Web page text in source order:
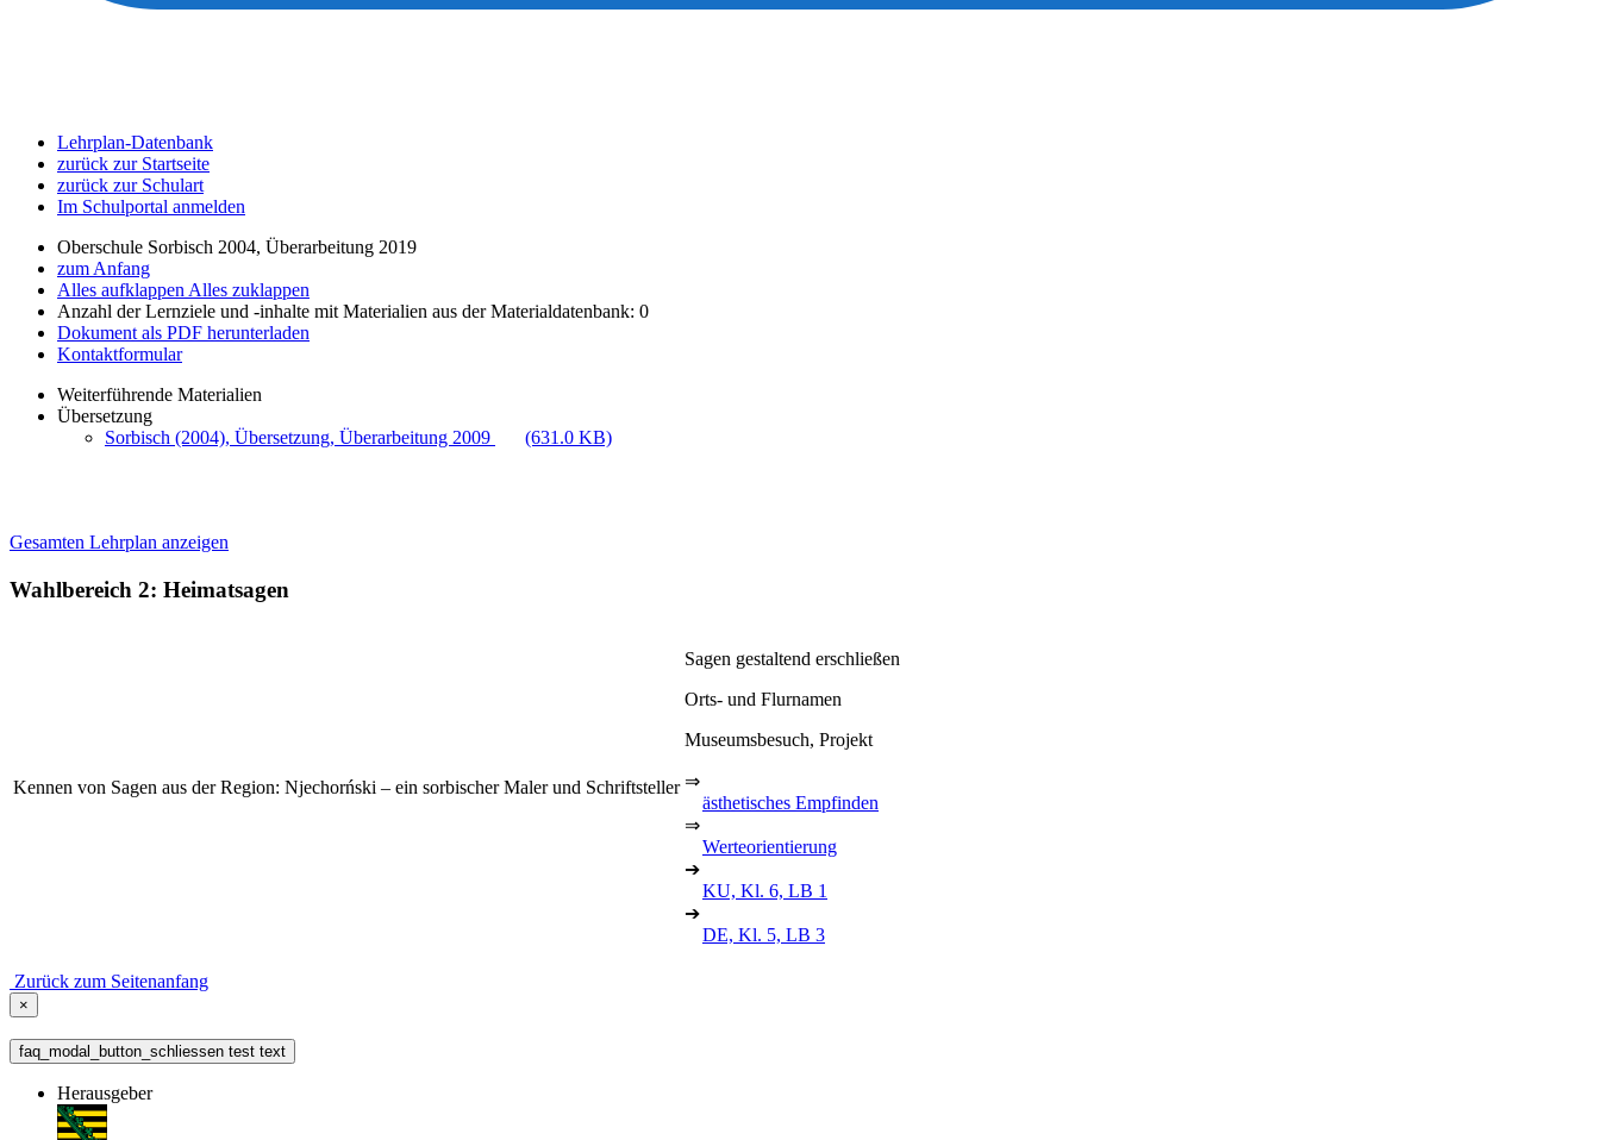
Lehrplan-Datenbank
zurück zur Startseite
zurück zur Schulart
Im Schulportal anmelden
Oberschule Sorbisch 2004, Überarbeitung 2019
zum Anfang
Alles aufklappen Alles zuklappen
Anzahl der Lernziele und -inhalte mit Materialien aus der Materialdatenbank: 0
Dokument als PDF herunterladen
Kontaktformular
Weiterführende Materialien
Übersetzung
Sorbisch (2004), Übersetzung, Überarbeitung 2009
(631.0 KB)
Gesamten Lehrplan anzeigen
Wahlbereich 2: Heimatsagen
Kennen von Sagen aus der Region: Njechorński – ein sorbischer Maler und Schriftsteller
Sagen gestaltend erschließen
Orts- und Flurnamen
Museumsbesuch, Projekt
⇒
ästhetisches Empfinden
⇒
Werteorientierung
➔
KU, Kl. 6, LB 1
➔
DE, Kl. 5, LB 3
Zurück zum Seitenanfang
×
faq_modal_button_schliessen test text
Herausgeber